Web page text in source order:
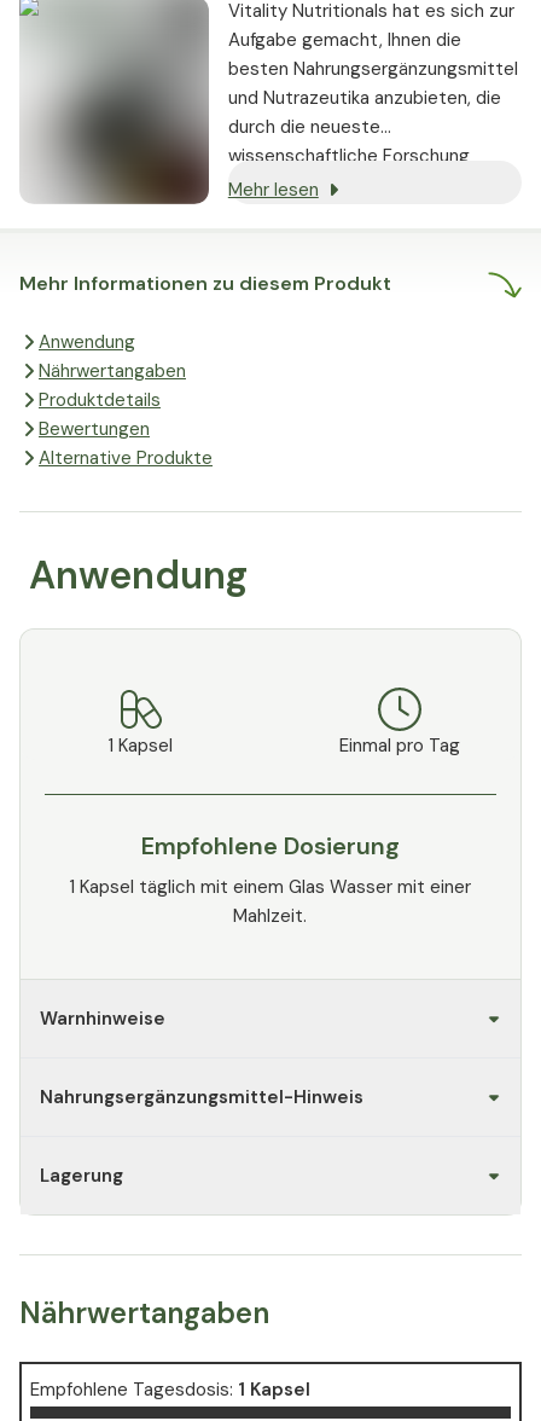
Mehr Informationen zu diesem Produkt
Anwendung
Nährwertangaben
Produktdetails
Bewertungen
Alternative Produkte
Anwendung
1 Kapsel Einmal pro Tag
Empfohlene Dosierung
1 Kapsel täglich mit einem Glas Wasser mit einer
Mahlzeit.
Warnhinweise
Nahrungsergänzungsmittel-Hinweis
Lagerung
Nährwertangaben
Empfohlene Tagesdosis: 1 Kapsel
Vitality Nutritionals hat es sich zur
Aufgabe gemacht, Ihnen die
besten Nahrungsergänzungsmittel
und Nutrazeutika anzubieten, die
durch die neueste
wissenschaftliche Forschung
gestützt werden und nachweislich
Mehr lesen